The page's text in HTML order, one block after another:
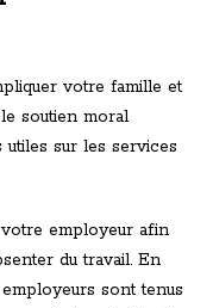
votre famille et
soutien moral
utiles sur les services
votre employeur afin
du travail. En
sont tenus